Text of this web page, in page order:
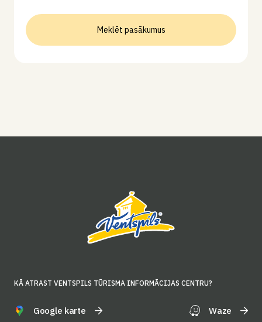
Meklēt pasākumus
KĀ ATRAST VENTSPILS TŪRISMA INFORMĀCIJAS CENTRU?
Google karte Waze